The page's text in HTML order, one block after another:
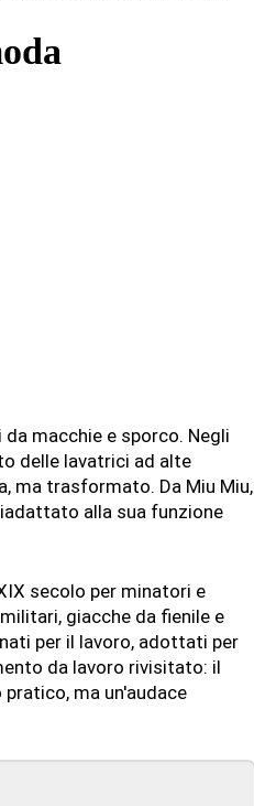
macchie e sporco. Negli
delle lavatrici ad alte
ma trasformato. Da Miu Miu,
alla sua funzione
secolo per minatori e
giacche da fienile e
per il lavoro, adottati per
da lavoro rivisitato: il
ma un'audace